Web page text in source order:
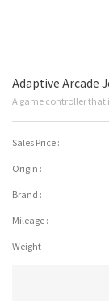
Adaptive Arcade
A game controller that
Sales Price :
Origin :
Brand :
Mileage :
Weight :